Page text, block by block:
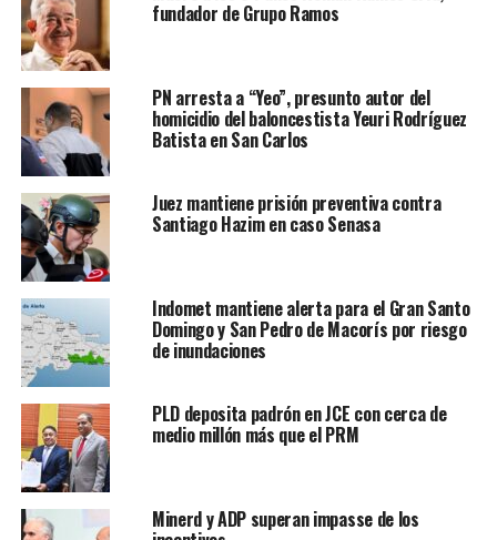
fundador de Grupo Ramos
PN arresta a “Yeo”, presunto autor del
homicidio del baloncestista Yeuri Rodríguez
Batista en San Carlos
Juez mantiene prisión preventiva contra
Santiago Hazim en caso Senasa
Indomet mantiene alerta para el Gran Santo
Domingo y San Pedro de Macorís por riesgo
de inundaciones
PLD deposita padrón en JCE con cerca de
medio millón más que el PRM
Minerd y ADP superan impasse de los